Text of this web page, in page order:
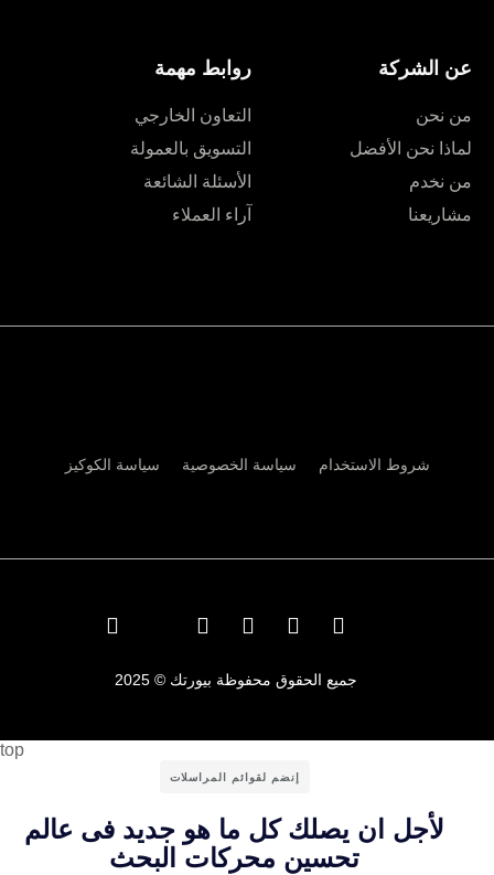
عن الشركة
من نحن
لماذا نحن الأفضل
من نخدم
مشاريعنا
روابط مهمة
التعاون الخارجي
التسويق بالعمولة
الأسئلة الشائعة
آراء العملاء
شروط الاستخدام سياسة الخصوصية سياسة الكوكيز
جميع الحقوق محفوظة بيورتك © 2025
top
إنضم لقوائم المراسلات
لأجل ان يصلك كل ما هو جديد فى عالم
تحسين محركات البحث